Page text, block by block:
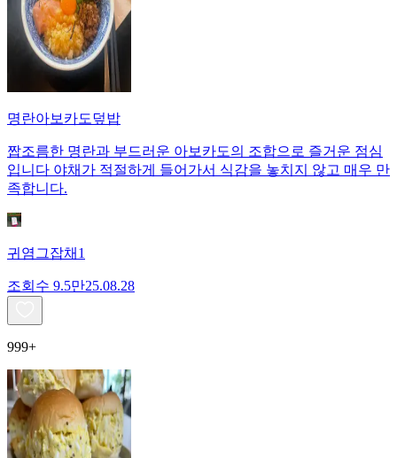
명란아보카도덮밥
짭조름한 명란과 부드러운 아보카도의 조합으로 즐거운 점심
입니다 야채가 적절하게 들어가서 식감을 놓치지 않고 매우 만
족합니다.
귀염그잡채1
조회수 9.5만25.08.28
999+